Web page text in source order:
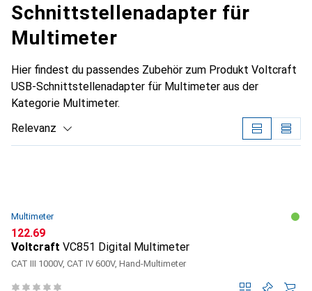
Schnittstellenadapter für
Multimeter
Hier findest du passendes Zubehör zum Produkt Voltcraft
USB-Schnittstellenadapter für Multimeter aus der
Kategorie Multimeter.
Relevanz
Multimeter
CHF
122.69
Voltcraft VC851 Digital Multimeter
CAT III 1000V, CAT IV 600V, Hand-Multimeter